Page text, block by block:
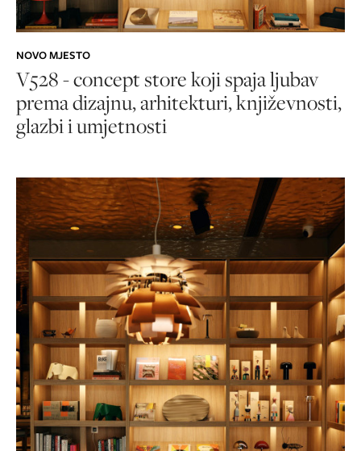
NOVO MJESTO
V528 - concept store koji spaja ljubav
prema dizajnu, arhitekturi, književnosti,
glazbi i umjetnosti